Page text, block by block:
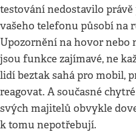
testování nedostavilo
vašeho telefonu působí na
Upozornění na hovor nebo
jsou funkce zajímavé, ne
lidí beztak sahá pro mobil,
reagovat. A současné
svých majitelů obvykle
k tomu nepotřebují.